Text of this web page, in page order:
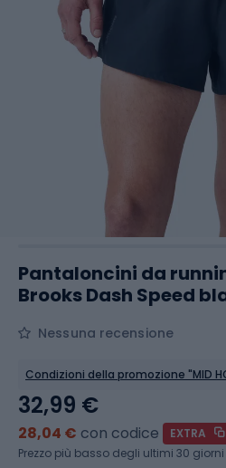
Pantaloncini da
Brooks Dash Speed
Nessuna recensione
Condizioni della promozione "MID
32,99 €
28,04 € con codice
EXTRA
Prezzo più basso degli ultimi 30